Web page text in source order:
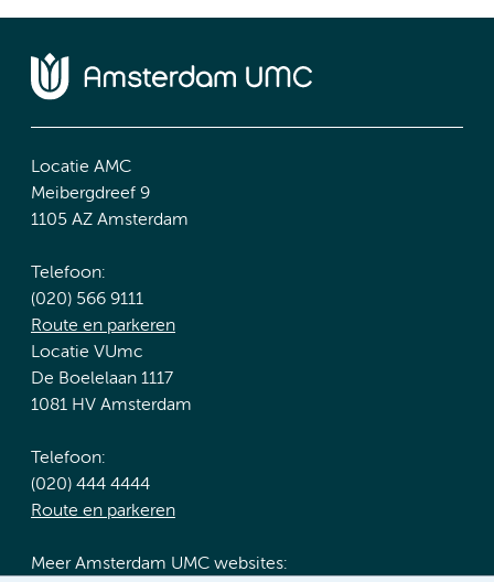
Locatie AMC
Meibergdreef 9
1105 AZ Amsterdam
Telefoon:
(020) 566 9111
Route en parkeren
Locatie VUmc
De Boelelaan 1117
1081 HV Amsterdam
Telefoon:
(020) 444 4444
Route en parkeren
Meer Amsterdam UMC websites: